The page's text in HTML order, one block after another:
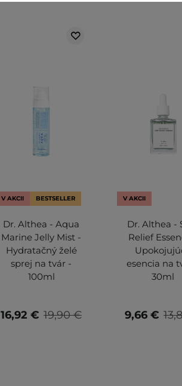
V AKCII BESTSELLER
Dr. Althea - Aqua
Marine Jelly Mist -
Hydratačný želé
sprej na tvár -
100ml
19,90 €
16,92 €
V AKCII
Dr. Althea -
Relief
esencia na
30ml
9,66 €